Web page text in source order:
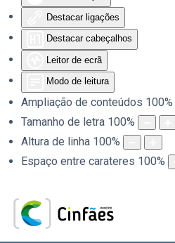
Destacar ligações
Destacar cabeçalhos
Leitor de ecrã
Modo de leitura
Ampliação de conteúdos 100%
Tamanho de letra 100%
Altura de linha 100%
Espaço entre carateres 100%